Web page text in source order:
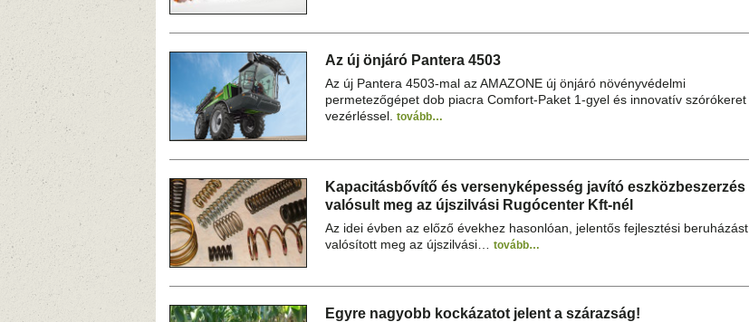
Az új önjáró Pantera 4503
Az új Pantera 4503-mal az AMAZONE új önjáró növényvédelmi
permetezőgépet dob piacra Comfort-Paket 1-gyel és innovatív szórókeret
vezérléssel. tovább…
Kapacitásbővítő és versenyképesség javító eszközbeszerzés
valósult meg az újszilvási Rugócenter Kft-nél
Az idei évben az előző évekhez hasonlóan, jelentős fejlesztési beruházást
valósított meg az újszilvási… tovább…
Egyre nagyobb kockázatot jelent a szárazság!